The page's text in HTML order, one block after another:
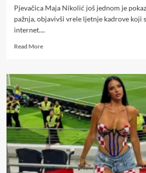
Pjevačica Maja Nikolić još jednom je
pažnja, objavivši vrele ljetnje kadrove koji
internet....
Read MoreRead
KO
IMA
HRABROSTI,
NEKA
POGLEDA
Maja
Nikolić
na
kvadu
u
kupaćem